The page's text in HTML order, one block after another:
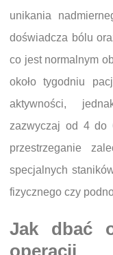
unikania
doświadcza bólu
co jest normalnym
około tygodniu
aktywności,
zazwyczaj od 4 do
przestrzeganie
specjalnych
fizycznego czy
Jak dbać
operacji